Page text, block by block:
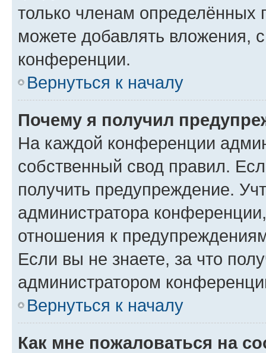
только членам определённых
можете добавлять вложения,
конференции.
Вернуться к началу
Почему я получил
На каждой конференции
собственный свод правил.
получить предупреждение.
администратора
отношения к
Если вы не знаете, за что
администратором
Вернуться к началу
Как мне пожаловаться на